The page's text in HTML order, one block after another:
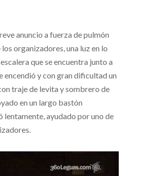
anuncio a fuerza de pulmón
los organizadores, una luz en lo
que se encuentra junto a
encendió y con gran dificultad un
traje de levita y sombrero de
en un largo bastón
lentamente, ayudado por uno de